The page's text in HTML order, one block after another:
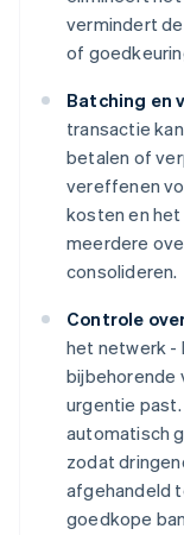
vermindert
of
Batching en
transactie
betalen of
vereffenen
kosten en het
meerdere
consolideren.
Controle
het netwerk -
bijbehorende
urgentie
automatisch
zodat
afgehandeld
goedkope